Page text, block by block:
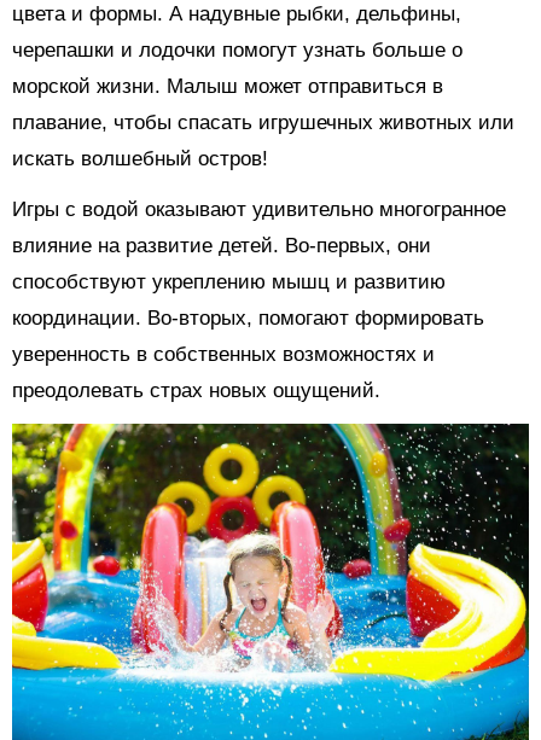
цвета и формы. А надувные рыбки, дельфины,
черепашки и лодочки помогут узнать больше о
морской жизни. Малыш может отправиться в
плавание, чтобы спасать игрушечных животных или
искать волшебный остров!
Игры с водой оказывают удивительно многогранное
влияние на развитие детей. Во-первых, они
способствуют укреплению мышц и развитию
координации. Во-вторых, помогают формировать
уверенность в собственных возможностях и
преодолевать страх новых ощущений.